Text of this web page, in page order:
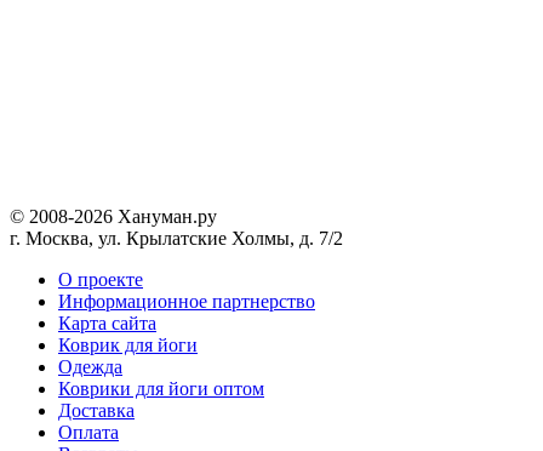
© 2008-2026 Хануман.ру
г. Москва, ул. Крылатские Холмы, д. 7/2
O проекте
Информационное партнерство
Карта сайта
Коврик для йоги
Одежда
Коврики для йоги оптом
Доставка
Оплата